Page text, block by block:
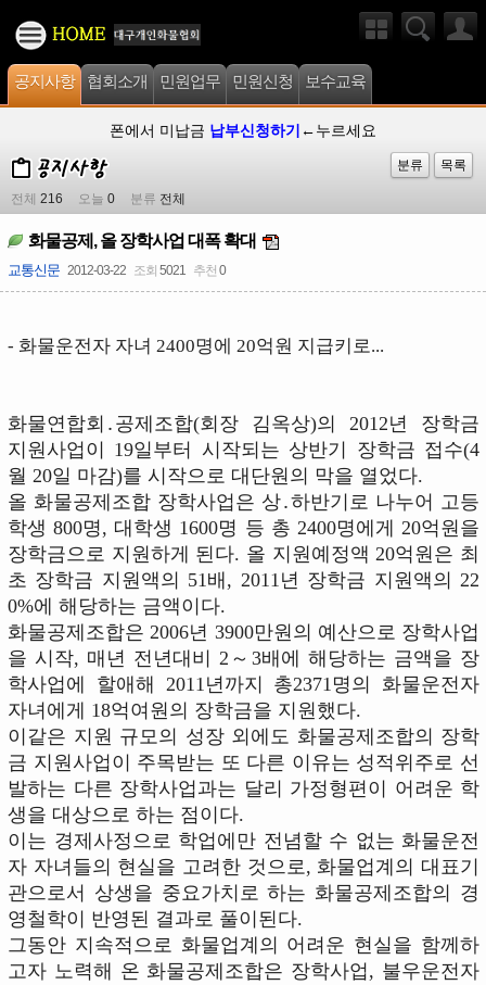
공지사항 협회소개 민원업무 민원신청 보수교육
폰에서 미납금 납부신청하기 ←누르세요
분류 목록
전체 216 오늘 0 분류 전체
화물공제, 올 장학사업 대폭 확대
교통신문 2012-03-22 조회 5021 추천 0
- 화물운전자 자녀 2400명에 20억원 지급키로...
화물연합회․공제조합(회장 김옥상)의 2012년 장학금
지원사업이 19일부터 시작되는 상반기 장학금 접수(4
월 20일 마감)를 시작으로 대단원의 막을 열었다.
올 화물공제조합 장학사업은 상․하반기로 나누어 고등
학생 800명, 대학생 1600명 등 총 2400명에게 20억원을
장학금으로 지원하게 된다. 올 지원예정액 20억원은 최
초 장학금 지원액의 51배, 2011년 장학금 지원액의 22
0%에 해당하는 금액이다.
화물공제조합은 2006년 3900만원의 예산으로 장학사업
을 시작, 매년 전년대비 2～3배에 해당하는 금액을 장
학사업에 할애해 2011년까지 총2371명의 화물운전자
자녀에게 18억여원의 장학금을 지원했다.
이같은 지원 규모의 성장 외에도 화물공제조합의 장학
금 지원사업이 주목받는 또 다른 이유는 성적위주로 선
발하는 다른 장학사업과는 달리 가정형편이 어려운 학
생을 대상으로 하는 점이다.
이는 경제사정으로 학업에만 전념할 수 없는 화물운전
자 자녀들의 현실을 고려한 것으로, 화물업계의 대표기
관으로서 상생을 중요가치로 하는 화물공제조합의 경
영철학이 반영된 결과로 풀이된다.
그동안 지속적으로 화물업계의 어려운 현실을 함께하
고자 노력해 온 화물공제조합은 장학사업, 불우운전자